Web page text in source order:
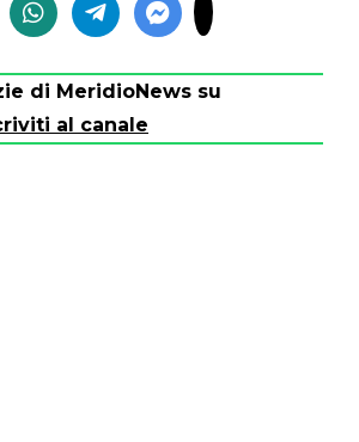
di MeridioNews su
al canale